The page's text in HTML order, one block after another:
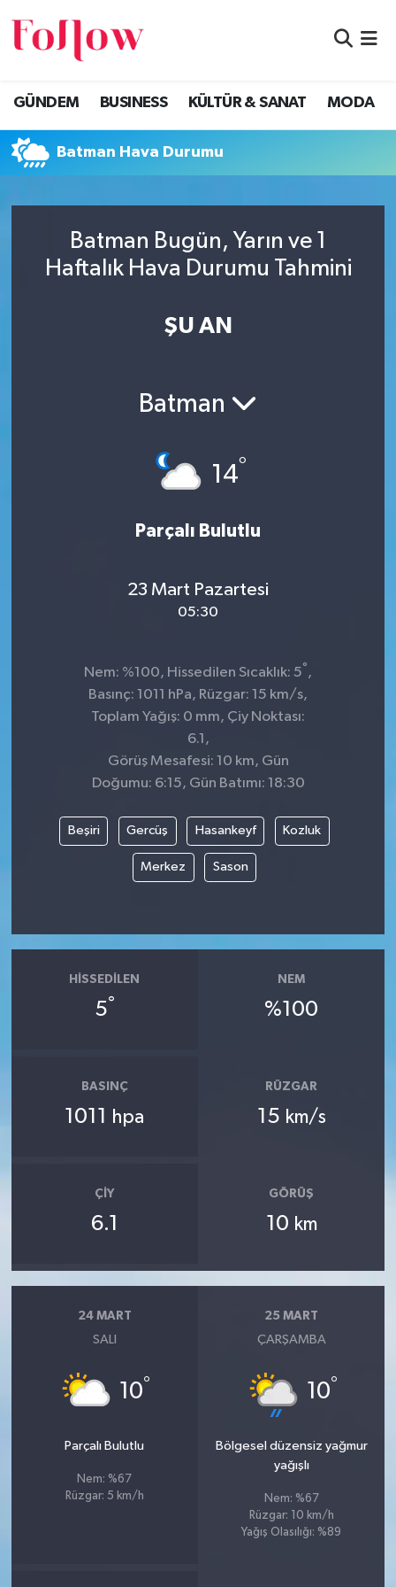
GÜNDEM BUSINESS KÜLTÜR & SANAT MODA
Batman Hava Durumu
Batman Bugün, Yarın ve 1
Haftalık Hava Durumu Tahmini
ŞU AN
Batman
14°
Parçalı Bulutlu
23 Mart Pazartesi
05:30
Nem: %100, Hissedilen Sıcaklık: 5° ,
Basınç: 1011 hPa, Rüzgar: 15 km/s,
Toplam Yağış: 0 mm, Çiy Noktası:
6.1,
Görüş Mesafesi: 10 km, Gün
Doğumu: 6:15, Gün Batımı: 18:30
Beşiri Gercüş Hasankeyf Kozluk
Merkez Sason
HISSEDILEN
5°
NEM
%100
BASINÇ
1011 hpa
RÜZGAR
15 km/s
ÇIY
6.1
GÖRÜŞ
10 km
24 MART
SALI
10°
Parçalı Bulutlu
Nem: %67
Rüzgar: 5 km/h
25 MART
ÇARŞAMBA
10°
Bölgesel düzensiz yağmur
yağışlı
Nem: %67
Rüzgar: 10 km/h
Yağış Olasılığı: %89
GÜNDEM
BUSINESS
KÜLTÜR & SANAT
MODA
EĞİTİM
Eskişehir Nöbetçi Eczaneler
Eskişehir Hava Durumu
Eskişehir Namaz Vakitleri
Eskişehir Trafik Yoğunluk Haritası
Süper Lig Puan Durumu ve Fikstür
Son Dakika Haberleri